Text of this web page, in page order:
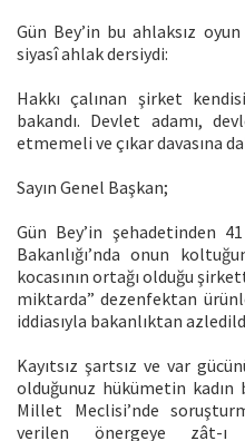
Gün Bey’in bu ahlaksız
siyasî ahlak dersiydi:
Hakkı çalınan şirket
bakandı. Devlet adamı,
etmemeli ve çıkar davasına
Sayın Genel Başkan;
Gün Bey’in şehadetinden
Bakanlığı’nda onun
kocasının ortağı olduğu
miktarda” dezenfektan
iddiasıyla bakanlıktan
Kayıtsız şartsız ve var
olduğunuz hükümetin kadın
Millet Meclisi’nde
verilen önergeye zât-